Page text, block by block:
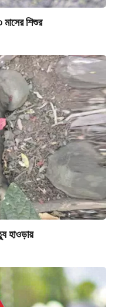
মাসের শিশুর
হাওড়ায়